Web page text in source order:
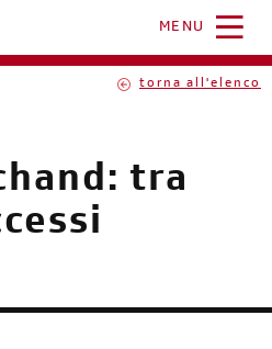
MENU
torna all'elenco
tra